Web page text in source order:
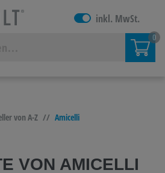
inkl. MwSt.
0
von A-Z // Amicelli
VON AMICELLI